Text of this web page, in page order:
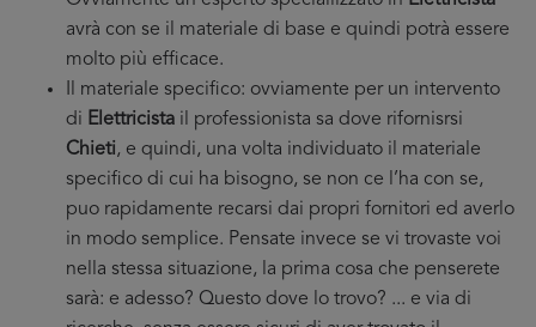
avrà con se il materiale di base e quindi potrà essere
molto più efficace.
Il materiale specifico: ovviamente per un intervento
di Elettricista il professionista sa dove rifornisrsi
Chieti, e quindi, una volta individuato il materiale
specifico di cui ha bisogno, se non ce l’ha con se,
puo rapidamente recarsi dai propri fornitori ed averlo
in modo semplice. Pensate invece se vi trovaste voi
nella stessa situazione, la prima cosa che penserete
sarà: e adesso? Questo dove lo trovo? ... e via di